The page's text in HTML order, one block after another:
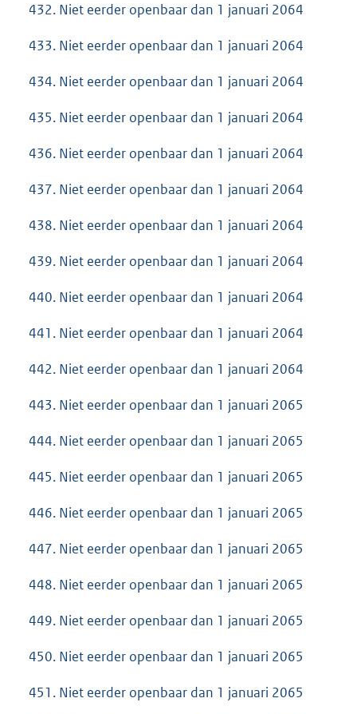
432. Niet eerder openbaar dan 1 januari 2064
433. Niet eerder openbaar dan 1 januari 2064
434. Niet eerder openbaar dan 1 januari 2064
435. Niet eerder openbaar dan 1 januari 2064
436. Niet eerder openbaar dan 1 januari 2064
437. Niet eerder openbaar dan 1 januari 2064
438. Niet eerder openbaar dan 1 januari 2064
439. Niet eerder openbaar dan 1 januari 2064
440. Niet eerder openbaar dan 1 januari 2064
441. Niet eerder openbaar dan 1 januari 2064
442. Niet eerder openbaar dan 1 januari 2064
443. Niet eerder openbaar dan 1 januari 2065
444. Niet eerder openbaar dan 1 januari 2065
445. Niet eerder openbaar dan 1 januari 2065
446. Niet eerder openbaar dan 1 januari 2065
447. Niet eerder openbaar dan 1 januari 2065
448. Niet eerder openbaar dan 1 januari 2065
449. Niet eerder openbaar dan 1 januari 2065
450. Niet eerder openbaar dan 1 januari 2065
451. Niet eerder openbaar dan 1 januari 2065